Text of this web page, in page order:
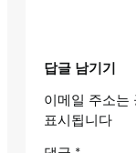
답글 남기기
이메일 주소는
표시됩니다